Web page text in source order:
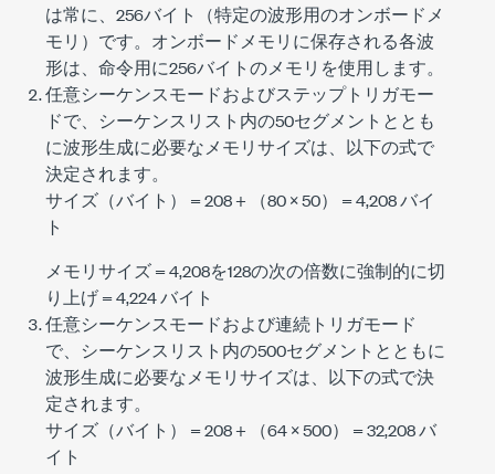
は常に、256バイト（特定の波形用のオンボードメ
モリ）です。オンボードメモリに保存される各波
形は、命令用に256バイトのメモリを使用します。
任意シーケンスモードおよびステップトリガモー
ドで、シーケンスリスト内の50セグメントととも
に波形生成に必要なメモリサイズは、以下の式で
決定されます。
サイズ（バイト） = 208 + （80 × 50） = 4,208 バイ
ト
メモリサイズ = 4,208を128の次の倍数に強制的に切
り上げ = 4,224 バイト
任意シーケンスモードおよび連続トリガモード
で、シーケンスリスト内の500セグメントとともに
波形生成に必要なメモリサイズは、以下の式で決
定されます。
サイズ（バイト） = 208 + （64 × 500） = 32,208 バ
イト